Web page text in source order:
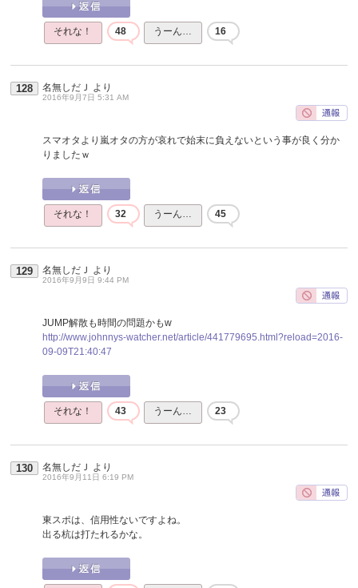
それな！ 48 うーん… 16
128 名無しだＪ より
2016年9月7日 5:31 AM
スマオタより嵐オタの方が哀れで始末に負えないという事が良く分か
りましたｗ
それな！ 32 うーん… 45
129 名無しだＪ より
2016年9月9日 9:44 PM
JUMP解散も時間の問題かもw
http://www.johnnys-watcher.net/article/441779695.html?reload=2016-
09-09T21:40:47
それな！ 43 うーん… 23
130 名無しだＪ より
2016年9月11日 6:19 PM
東スポは、信用性ないですよね。
出る杭は打たれるかな。